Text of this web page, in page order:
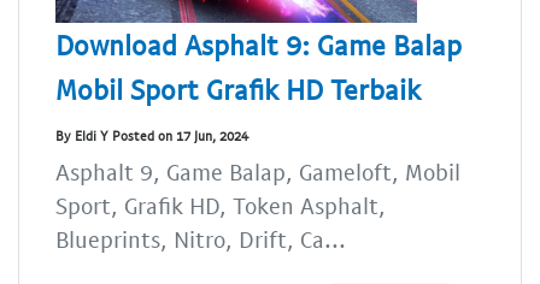
Download Asphalt 9: Game Balap
Mobil Sport Grafik HD Terbaik
By Eldi Y Posted on 17 Jun, 2024
Asphalt 9, Game Balap, Gameloft, Mobil
Sport, Grafik HD, Token Asphalt,
Blueprints, Nitro, Drift, Ca...